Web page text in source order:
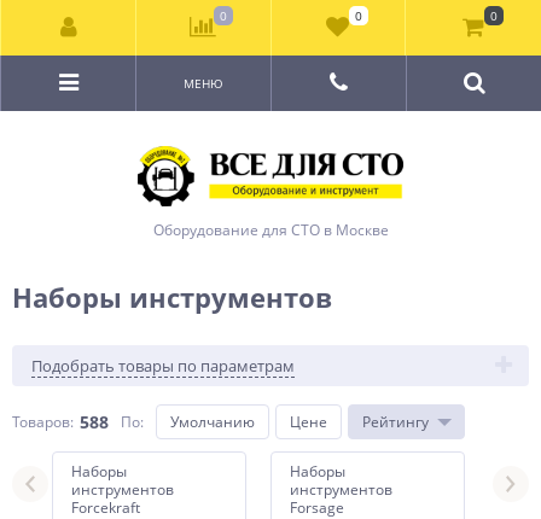
Оборудование для СТО в Москве
МЕНЮ
Наборы инструментов
Подобрать товары по параметрам
Товаров: 588 По: Умолчанию Цене Рейтингу
Наборы
инструментов
Forcekraft
Наборы
инструментов
Forsage
0 0 0